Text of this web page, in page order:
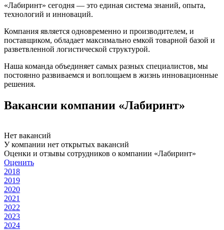
«Лабиринт» сегодня — это единая система знаний, опыта,
технологий и инноваций.
Компания является одновременно и производителем, и
поставщиком, обладает максимально емкой товарной базой и
разветвленной логистической структурой.
Наша команда объединяет самых разных специалистов, мы
постоянно развиваемся и воплощаем в жизнь инновационные
решения.
Вакансии компании «Лабиринт»
Нет вакансий
У компании нет открытых вакансий
Оценки и отзывы сотрудников о компании «Лабиринт»
Оценить
2018
2019
2020
2021
2022
2023
2024